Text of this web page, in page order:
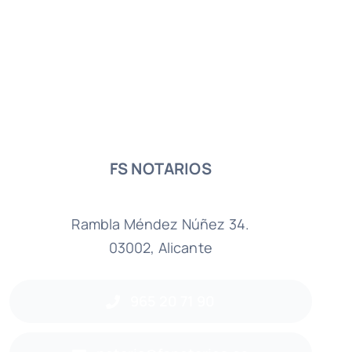
FS NOTARIOS
Rambla Méndez Núñez 34.
03002, Alicante